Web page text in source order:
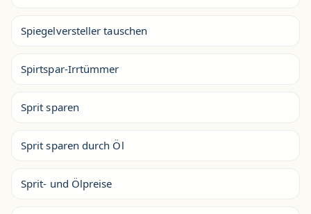
Spiegelversteller tauschen
Spirtspar-Irrtümmer
Sprit sparen
Sprit sparen durch Öl
Sprit- und Ölpreise